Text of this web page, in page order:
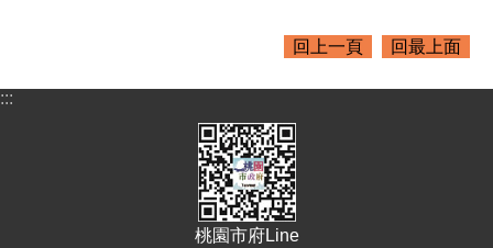
回上一頁 回最上面
:::
桃園市府Line